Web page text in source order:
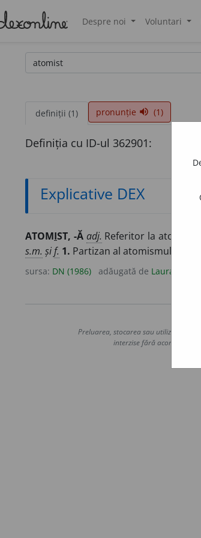
Despre noi Voluntari
definiții (1) pronunție volume_up (1)
Definiția cu ID-ul 362901:
Explicative DEX
ATOMIST, -Ă adj. Referitor la
s.m. șif. 1. Partizan al atomismului.
sursa: DN (1986) adăugată de LauraGellner
Preluarea, stocarea sau utilizarea
interzise fără acordul